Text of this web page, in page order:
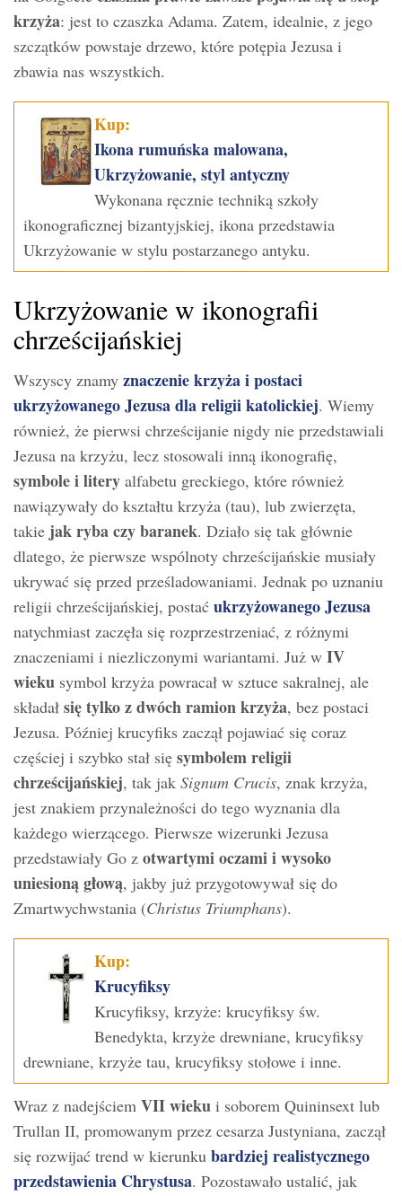
krzyża: jest to czaszka Adama. Zatem, idealnie, z jego
szczątków powstaje drzewo, które potępia Jezusa i
zbawia nas wszystkich.
Kup:
Ikona rumuńska malowana,
Ukrzyżowanie, styl antyczny
Wykonana ręcznie techniką szkoły
ikonograficznej bizantyjskiej, ikona przedstawia
Ukrzyżowanie w stylu postarzanego antyku.
Ukrzyżowanie w ikonografii
chrześcijańskiej
Wszyscy znamy znaczenie krzyża i postaci
ukrzyżowanego Jezusa dla religii katolickiej. Wiemy
również, że pierwsi chrześcijanie nigdy nie przedstawiali
Jezusa na krzyżu, lecz stosowali inną ikonografię,
symbole i litery alfabetu greckiego, które również
nawiązywały do kształtu krzyża (tau), lub zwierzęta,
takie jak ryba czy baranek. Działo się tak głównie
dlatego, że pierwsze wspólnoty chrześcijańskie musiały
ukrywać się przed prześladowaniami. Jednak po uznaniu
religii chrześcijańskiej, postać ukrzyżowanego Jezusa
natychmiast zaczęła się rozprzestrzeniać, z różnymi
znaczeniami i niezliczonymi wariantami. Już w IV
wieku symbol krzyża powracał w sztuce sakralnej, ale
składał się tylko z dwóch ramion krzyża, bez postaci
Jezusa. Później krucyfiks zaczął pojawiać się coraz
częściej i szybko stał się symbolem religii
chrześcijańskiej, tak jak Signum Crucis, znak krzyża,
jest znakiem przynależności do tego wyznania dla
każdego wierzącego. Pierwsze wizerunki Jezusa
przedstawiały Go z otwartymi oczami i wysoko
uniesioną głową, jakby już przygotowywał się do
Zmartwychwstania (Christus Triumphans).
Kup:
Krucyfiksy
Krucyfiksy, krzyże: krucyfiksy św.
Benedykta, krzyże drewniane, krucyfiksy
drewniane, krzyże tau, krucyfiksy stołowe i inne.
Wraz z nadejściem VII wieku i soborem Quininsext lub
Trullan II, promowanym przez cesarza Justyniana, zaczął
się rozwijać trend w kierunku bardziej realistycznego
przedstawienia Chrystusa. Pozostawało ustalić, jak